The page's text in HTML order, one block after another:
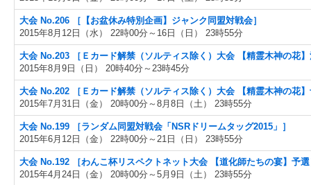
大会 No.206 ［【お盆休み特別企画】ジャンク同盟対戦会］
2015年8月12日（水） 22時00分～16日（日） 23時55分
大会 No.203 ［Ｅカード解禁（ソルティス除く）大会 【精霊木神の花
2015年8月9日（日） 20時40分～23時45分
大会 No.202 ［Ｅカード解禁（ソルティス除く）大会 【精霊木神の花
2015年7月31日（金） 20時00分～8月8日（土） 23時55分
大会 No.199 ［ランダム同盟対戦会「NSRドリームタッグ2015」］
2015年6月12日（金） 22時00分～21日（日） 23時55分
大会 No.192 ［わんこ杯リスペクトネット大会 【道化師たちの宴】予
2015年4月24日（金） 20時00分～5月9日（土） 23時55分